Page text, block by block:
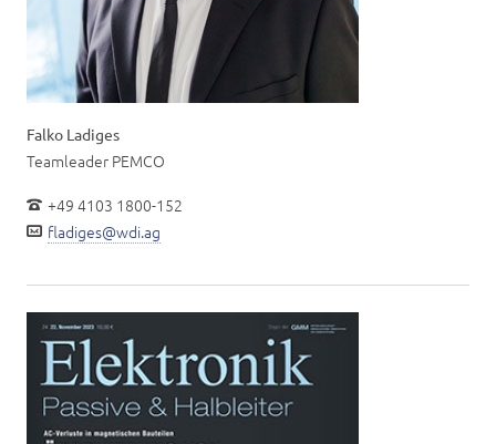
Falko Ladiges
Teamleader PEMCO
+49 4103 1800-152
fladiges@wdi.ag